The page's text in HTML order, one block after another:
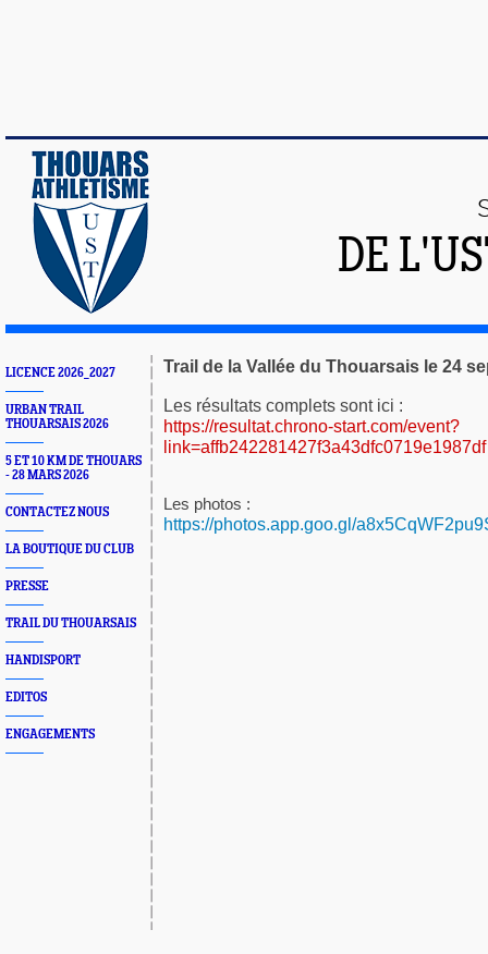
DE
LICENCE 2026_2027
URBAN TRAIL
THOUARSAIS 2026
5 ET 10 KM DE THOUARS
- 28 MARS 2026
CONTACTEZ NOUS
LA BOUTIQUE DU CLUB
PRESSE
TRAIL DU THOUARSAIS
HANDISPORT
EDITOS
ENGAGEMENTS
Trail de la Vallée du Thouarsais le 24
Les résultats complets sont ici :
https://resultat.chrono-start.com/event?
link=affb242281427f3a43dfc0719e1987df
Les photos :
https://photos.app.goo.gl/